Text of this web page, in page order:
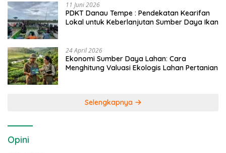
11 Juni 2026
PDKT Danau Tempe : Pendekatan Kearifan
Lokal untuk Keberlanjutan Sumber Daya Ikan
24 April 2026
Ekonomi Sumber Daya Lahan: Cara
Menghitung Valuasi Ekologis Lahan Pertanian
Selengkapnya
Opini